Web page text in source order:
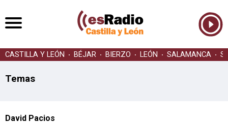
CASTILLA Y LEÓN BÉJAR BIERZO LEÓN SALAMANCA
Temas
David Pacios